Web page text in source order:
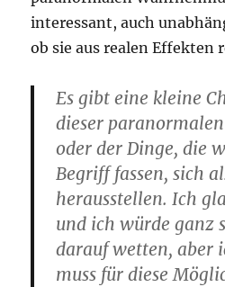
interessant, auch
ob sie aus realen Effekten
Es gibt eine kleine
dieser
oder der Dinge, die
Begriff fassen, sich
herausstellen. Ich
und ich würde ganz
darauf wetten, aber
muss für diese